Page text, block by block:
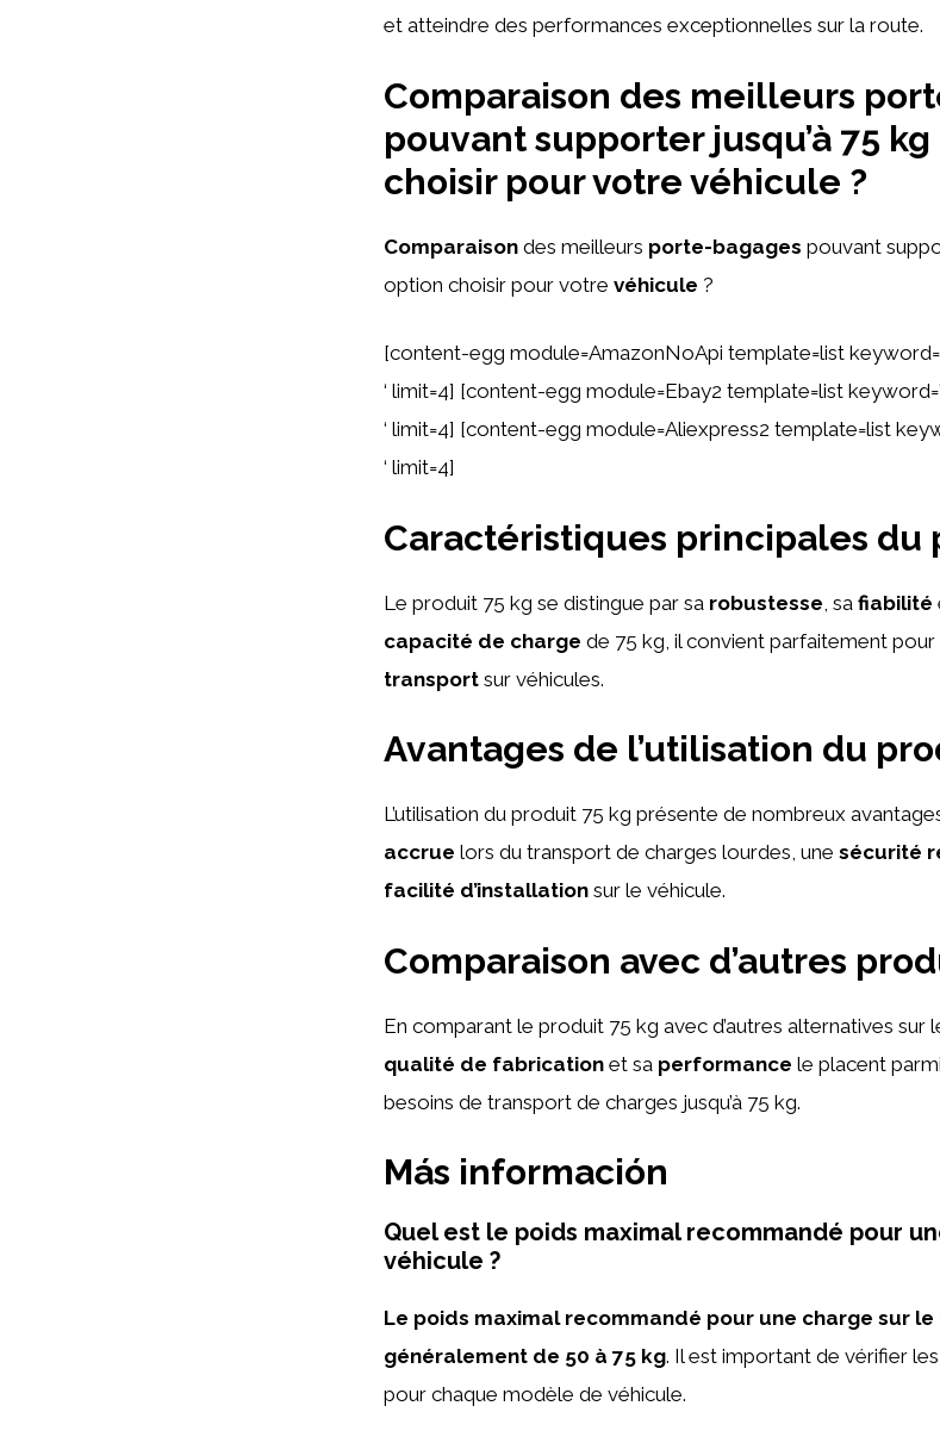
et atteindre des performances exceptionnelles sur la route.
Comparaison des meilleurs
pouvant supporter jusqu’à 75
choisir pour votre véhicule ?
Comparaison des meilleurs porte-bagages pouvant
option choisir pour votre véhicule ?
[content-egg module=AmazonNoApi template=list
‘ limit=4] [content-egg module=Ebay2 template=list
‘ limit=4] [content-egg module=Aliexpress2 template=list
‘ limit=4]
Caractéristiques principales du
Le produit 75 kg se distingue par sa robustesse , sa fiabilité
capacité de charge de 75 kg, il convient parfaitement
transport sur véhicules.
Avantages de l’utilisation du
L’utilisation du produit 75 kg présente de nombreux
accrue lors du transport de charges lourdes, une sécurité
facilité d’installation sur le véhicule.
Comparaison avec d’autres
En comparant le produit 75 kg avec d’autres alternatives sur
qualité de fabrication et sa performance le placent
besoins de transport de charges jusqu’à 75 kg.
Más información
Quel est le poids maximal recommandé pour
véhicule ?
Le poids maximal recommandé pour une charge sur le
généralement de 50 à 75 kg. Il est important de vérifier
pour chaque modèle de véhicule.